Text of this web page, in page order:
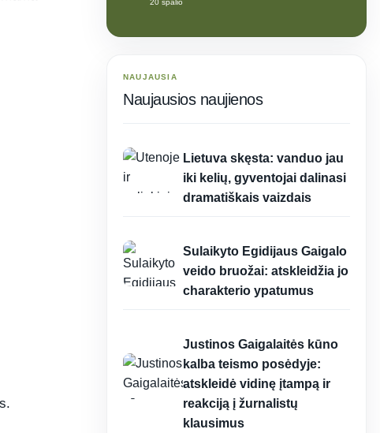
20 spalio
NAUJAUSIA
Naujausios naujienos
Lietuva skęsta: vanduo jau
iki kelių, gyventojai dalinasi
dramatiškais vaizdais
Sulaikyto Egidijaus Gaigalo
veido bruožai: atskleidžia jo
charakterio ypatumus
Justinos Gaigalaitės kūno
kalba teismo posėdyje:
atskleidė vidinę įtampą ir
reakciją į žurnalistų
klausimus